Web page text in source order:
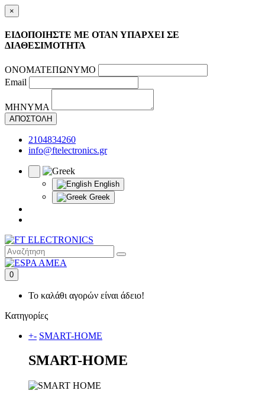
×
ΕΙΔΟΠΟΙΗΣΤΕ ΜΕ ΟΤΑΝ ΥΠΑΡΧΕΙ ΣΕ
ΔΙΑΘΕΣΙΜΟΤΗΤΑ
ΟΝΟΜΑΤΕΠΩΝΥΜΟ
Email
ΜΗΝΥΜΑ
ΑΠΟΣΤΟΛΗ
2104834260
info@ftelectronics.gr
English
Greek
0
Το καλάθι αγορών είναι άδειο!
Κατηγορίες
+- SMART-HOME
SMART-HOME